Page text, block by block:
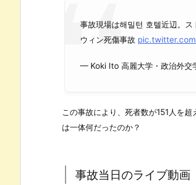
事故現場は해밀턴 호텔近辺。
ウィン死傷事故
— Koki Ito 高麗大学・政治外交
この事故により、死者数が151人を
は一体何だったのか？
事故当日のライブ動画